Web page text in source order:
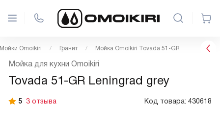
Мойки Omoikiri Гранит Мойка Omoikiri Tovada 51-GR
5 3 отзыва Код товара: 430618
Мойка для кухни Omoikiri
Tovada 51-GR Leningrad grey